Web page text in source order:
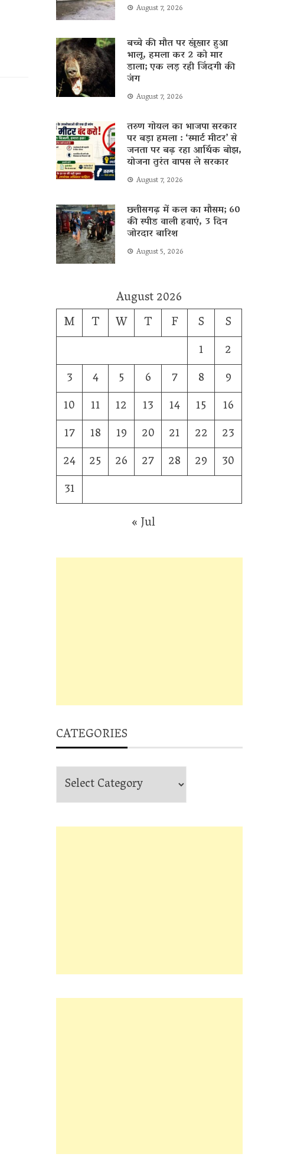
August 7, 2026
बच्चे की मौत पर खूंखार हुआ
भालू, हमला कर 2 को मार
डाला; एक लड़ रही जिंदगी की
जंग
August 7, 2026
तरुण गोयल का भाजपा सरकार
पर बड़ा हमला : ‘स्मार्ट मीटर’ से
जनता पर बढ़ रहा आर्थिक बोझ,
योजना तुरंत वापस ले सरकार
August 7, 2026
छत्तीसगढ़ में कल का मौसम; 60
की स्पीड वाली हवाएं, 3 दिन
जोरदार बारिश
August 5, 2026
August 2026
M
T W T F S
S
1
2
3
4 5 6 7 8
9
10
11 12 13 14 15
16
17
18 19 20 21 22
23
24
25 26 27 28 29
30
31
« Jul
CATEGORIES
Categories